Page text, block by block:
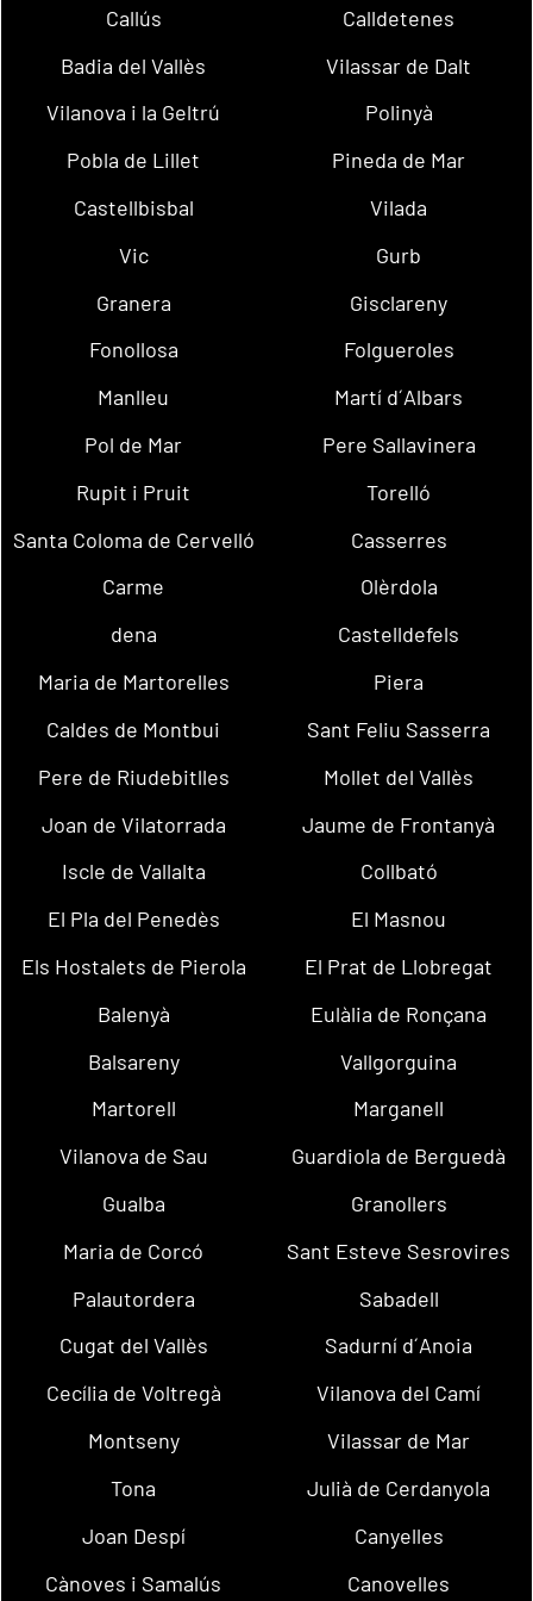
Callús
Calldetenes
Badia del Vallès
Vilassar de Dalt
Vilanova i la Geltrú
Polinyà
Pobla de Lillet
Pineda de Mar
Castellbisbal
Vilada
Vic
Gurb
Granera
Gisclareny
Fonollosa
Folgueroles
Manlleu
Martí d´Albars
Pol de Mar
Pere Sallavinera
Rupit i Pruit
Torelló
Santa Coloma de Cervelló
Casserres
Carme
Olèrdola
dena
Castelldefels
Maria de Martorelles
Piera
Caldes de Montbui
Sant Feliu Sasserra
Pere de Riudebitlles
Mollet del Vallès
Joan de Vilatorrada
Jaume de Frontanyà
Iscle de Vallalta
Collbató
El Pla del Penedès
El Masnou
Els Hostalets de Pierola
El Prat de Llobregat
Balenyà
Eulàlia de Ronçana
Balsareny
Vallgorguina
Martorell
Marganell
Vilanova de Sau
Guardiola de Berguedà
Gualba
Granollers
Maria de Corcó
Sant Esteve Sesrovires
Palautordera
Sabadell
Cugat del Vallès
Sadurní d´Anoia
Cecília de Voltregà
Vilanova del Camí
Montseny
Vilassar de Mar
Tona
Julià de Cerdanyola
Joan Despí
Canyelles
Cànoves i Samalús
Canovelles